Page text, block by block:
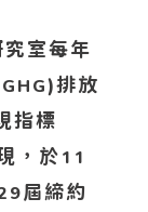
室每年
GHG)排放
指標
，於 11
屆締約